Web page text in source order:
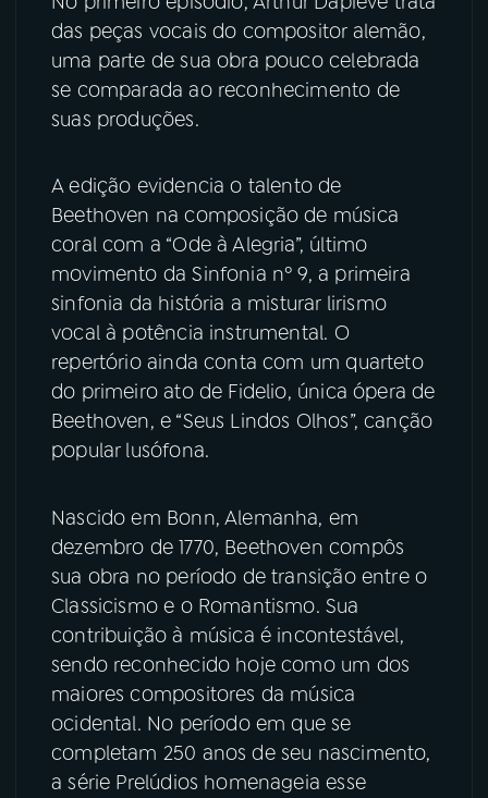
ACOMPANHE A RÁDIO MEC
YouTube
Instagram X
das peças vocais do compositor alemão,
uma parte de sua obra pouco celebrada
se comparada ao reconhecimento de
suas produções.
A edição evidencia o talento de
Beethoven na composição de música
coral com a “Ode à Alegria”, último
movimento da Sinfonia nº 9, a primeira
sinfonia da história a misturar lirismo
vocal à potência instrumental. O
repertório ainda conta com um quarteto
do primeiro ato de Fidelio, única ópera de
Beethoven, e “Seus Lindos Olhos”, canção
popular lusófona.
Nascido em Bonn, Alemanha, em
dezembro de 1770, Beethoven compôs
sua obra no período de transição entre o
Classicismo e o Romantismo. Sua
contribuição à música é incontestável,
sendo reconhecido hoje como um dos
maiores compositores da música
ocidental. No período em que se
completam 250 anos de seu nascimento,
a série Prelúdios homenageia esse